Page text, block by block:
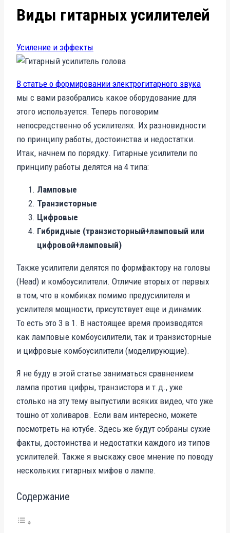
Виды гитарных усилителей
Усиление и эффекты
В статье о формировании электрогитарного звука
мы с вами разобрались какое оборудование для
этого используется. Теперь поговорим
непосредственно об усилителях. Их разновидности
по принципу работы, достоинства и недостатки.
Итак, начнем по порядку. Гитарные усилители по
принципу работы делятся на 4 типа:
Ламповые
Транзисторные
Цифровые
Гибридные (транзисторный+ламповый или
цифровой+ламповый)
Также усилители делятся по формфактору на головы
(Head) и комбоусилители. Отличие вторых от первых
в том, что в комбиках помимо предусилителя и
усилителя мощности, присутствует еще и динамик.
То есть это 3 в 1. В настоящее время производятся
как ламповые комбоусилители, так и транзисторные
и цифровые комбоусилители (моделирующие).
Я не буду в этой статье заниматься сравнением
лампа против цифры, транзистора и т.д., уже
столько на эту тему выпустили всяких видео, что уже
тошно от холиваров. Если вам интересно, можете
посмотреть на ютубе. Здесь же будут собраны сухие
факты, достоинства и недостатки каждого из типов
усилителей. Также я выскажу свое мнение по поводу
нескольких гитарных мифов о лампе.
Содержание